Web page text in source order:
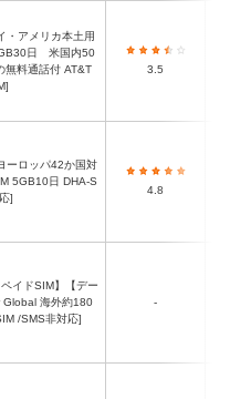
日 米国内50
無料通話付 AT&T
3.5
5GB10日 DHA-S
]
4.8
Global 海外約180
/SMS非対応]
-